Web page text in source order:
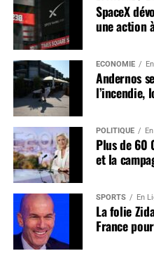
SpaceX
une action
ÉCONOMIE
Andernos
l’incendie,
POLITIQUE
Plus de 60
et la
SPORTS En
La folie
France